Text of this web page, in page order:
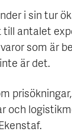
i sin tur
antalet
som är
är det.
och